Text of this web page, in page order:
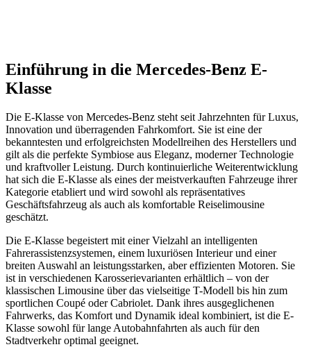
Einführung in die Mercedes-Benz E-
Klasse
Die E-Klasse von Mercedes-Benz steht seit Jahrzehnten für Luxus,
Innovation und überragenden Fahrkomfort. Sie ist eine der
bekanntesten und erfolgreichsten Modellreihen des Herstellers und
gilt als die perfekte Symbiose aus Eleganz, moderner Technologie
und kraftvoller Leistung. Durch kontinuierliche Weiterentwicklung
hat sich die E-Klasse als eines der meistverkauften Fahrzeuge ihrer
Kategorie etabliert und wird sowohl als repräsentatives
Geschäftsfahrzeug als auch als komfortable Reiselimousine
geschätzt.
Die E-Klasse begeistert mit einer Vielzahl an intelligenten
Fahrerassistenzsystemen, einem luxuriösen Interieur und einer
breiten Auswahl an leistungsstarken, aber effizienten Motoren. Sie
ist in verschiedenen Karosserievarianten erhältlich – von der
klassischen Limousine über das vielseitige T-Modell bis hin zum
sportlichen Coupé oder Cabriolet. Dank ihres ausgeglichenen
Fahrwerks, das Komfort und Dynamik ideal kombiniert, ist die E-
Klasse sowohl für lange Autobahnfahrten als auch für den
Stadtverkehr optimal geeignet.